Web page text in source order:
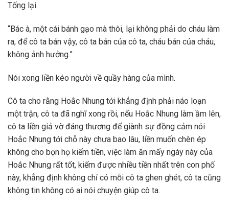
Tống lại.
“Bác à, một cái bánh gạo mà thôi, lại không phải do cháu làm
ra, để cô ta bán vậy, cô ta bán của cô ta, cháu bán của cháu,
không ảnh hưởng.”
Nói xong liền kéo người về quầy hàng của mình.
Cô ta cho rằng Hoắc Nhung tới khẳng định phải náo loạn
một trận, cô ta đã nghĩ xong rồi, nếu Hoắc Nhung làm ầm lên,
cô ta liền giả vờ đáng thương để giành sự đồng cảm nói
Hoắc Nhung tới chỗ này chưa bao lâu, liền muốn chèn ép
không cho bọn họ kiếm tiền, việc làm ăn mấy ngày này của
Hoắc Nhung rất tốt, kiếm được nhiều tiền nhất trên con phố
này, khẳng định không chỉ có mỗi cô ta ghen ghét, cô ta cũng
không tin không có ai nói chuyện giúp cô ta.